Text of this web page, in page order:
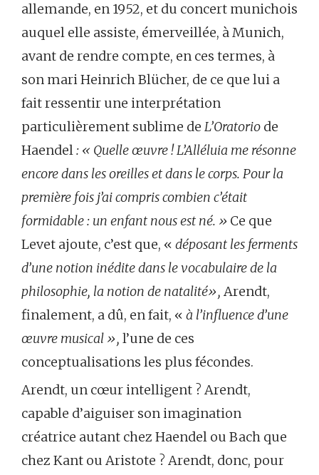
allemande, en 1952, et du concert munichois
auquel elle assiste, émerveillée, à Munich,
avant de rendre compte, en ces termes, à
son mari Heinrich Blücher, de ce que lui a
fait ressentir une interprétation
particulièrement sublime de L’Oratorio de
Haendel: « Quelle œuvre ! L’Alléluia me résonne
encore dans les oreilles et dans le corps. Pour la
première fois j’ai compris combien c’était
formidable : un enfant nous est né. » Ce que
Levet ajoute, c’est que, « déposant les ferments
d’une notion inédite dans le vocabulaire de la
philosophie, la notion de natalité», Arendt,
finalement, a dû, en fait, « à l’influence d’une
œuvre musical », l’une de ces
conceptualisations les plus fécondes.
Arendt, un cœur intelligent ? Arendt,
capable d’aiguiser son imagination
créatrice autant chez Haendel ou Bach que
chez Kant ou Aristote ? Arendt, donc, pour